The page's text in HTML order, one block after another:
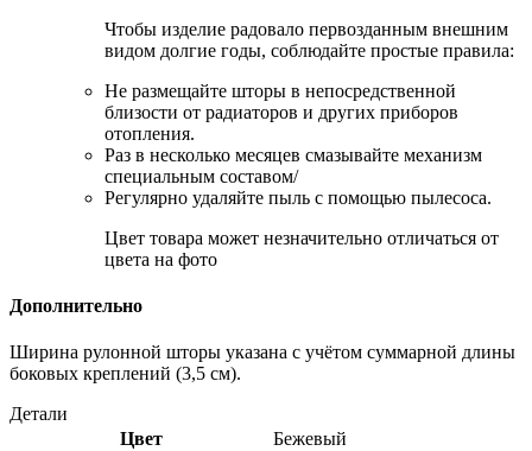
Чтобы изделие радовало первозданным внешним
видом долгие годы, соблюдайте простые правила:
Не размещайте шторы в непосредственной
близости от радиаторов и других приборов
отопления.
Раз в несколько месяцев смазывайте механизм
специальным составом/
Регулярно удаляйте пыль с помощью пылесоса.
Цвет товара может незначительно отличаться от
цвета на фото
Дополнительно
Ширина рулонной шторы указана с учётом суммарной длины
боковых креплений (3,5 см).
Детали
Цвет
Бежевый